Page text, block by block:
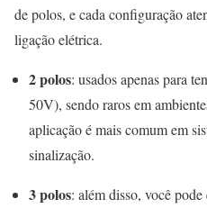
de polos, e cada configuração
ligação elétrica.
2 polos: usados apenas para
50V), sendo raros em
aplicação é mais comum em
sinalização.
3 polos: além disso, você